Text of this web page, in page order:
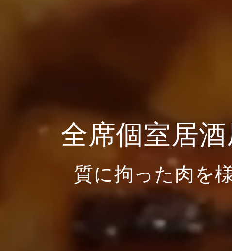
全席個室居
質に拘った肉を